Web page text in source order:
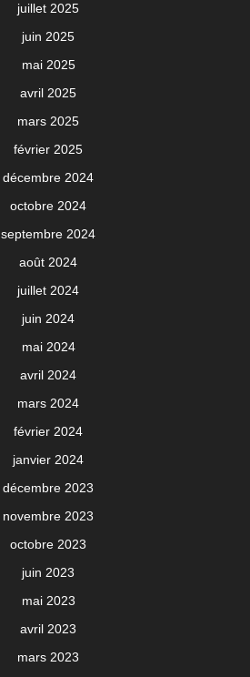
juillet 2025
juin 2025
mai 2025
avril 2025
mars 2025
février 2025
décembre 2024
octobre 2024
septembre 2024
août 2024
juillet 2024
juin 2024
mai 2024
avril 2024
mars 2024
février 2024
janvier 2024
décembre 2023
novembre 2023
octobre 2023
juin 2023
mai 2023
avril 2023
mars 2023